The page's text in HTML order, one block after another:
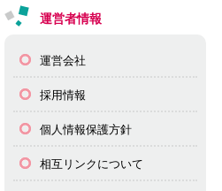
運営者情報
運営会社
採用情報
個人情報保護方針
相互リンクについて